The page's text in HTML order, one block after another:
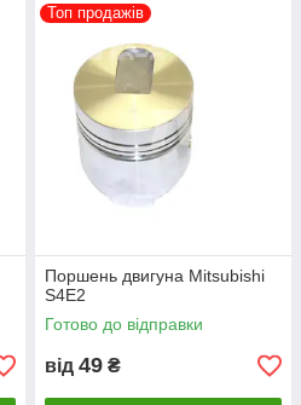
Топ продажів
Поршень двигуна Mitsubishi
S4E2
Готово до відправки
від 49 ₴